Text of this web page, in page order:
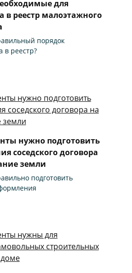
для
в реестр малоэтажного
порядок
в реестр?
нужно подготовить
соседского договора
земли
подготовить